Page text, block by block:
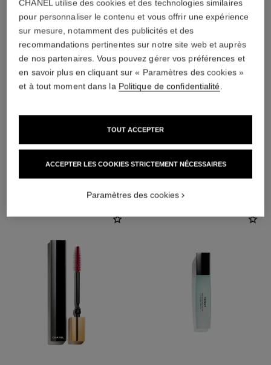
L'ACCORD PARFAIT
CHANEL utilise des cookies et des technologies similaires
pour personnaliser le contenu et vous offrir une expérience
sur mesure, notamment des publicités et des
recommandations pertinentes sur notre site web et auprès
de nos partenaires. Vous pouvez gérer vos préférences et
en savoir plus en cliquant sur « Paramètres des cookies »
et à tout moment dans la Politique de confidentialité.
ACCEPTER LES COOKIES STRICTEMENT NÉCESSAIRES
TOUT ACCEPTER
Paramètres des cookies